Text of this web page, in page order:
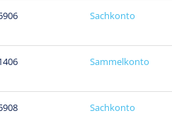
Sachkonto
Sammelkonto
Sachkonto